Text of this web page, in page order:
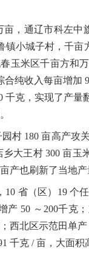
亩，通辽市科左中
镇小城子村，千亩
玉米区千亩方和
合纯收入每亩增加
千克，实现了产量
园村 180亩高产攻
乡大王村 300亩玉
产也刷新了当地产
10 省（区） 19 个
产 50 ～ 200千克
西北区示范田单产
千克 /亩，大面积